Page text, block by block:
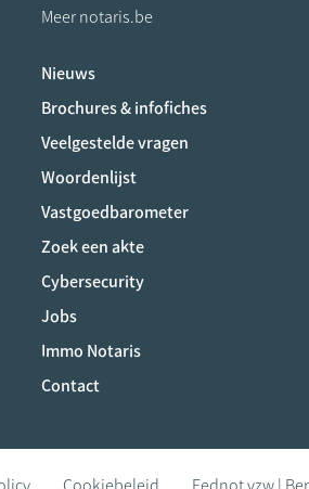
Meer notaris.be
Nieuws
Brochures & infofiches
Veelgestelde vragen
Woordenlijst
Vastgoedbarometer
Zoek een akte
Cybersecurity
Jobs
Immo Notaris
Contact